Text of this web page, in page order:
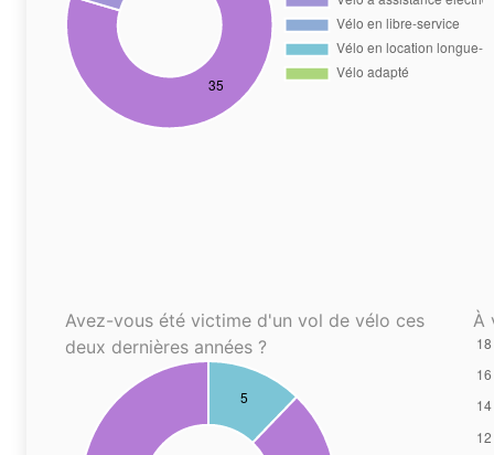
Avez-vous été victime d'un vol de vélo ces
deux dernières années ?
À